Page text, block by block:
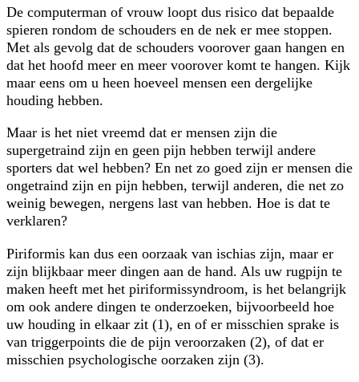
De computerman of vrouw loopt dus risico dat bepaalde
spieren rondom de schouders en de nek er mee stoppen.
Met als gevolg dat de schouders voorover gaan hangen en
dat het hoofd meer en meer voorover komt te hangen. Kijk
maar eens om u heen hoeveel mensen een dergelijke
houding hebben.
Maar is het niet vreemd dat er mensen zijn die
supergetraind zijn en geen pijn hebben terwijl andere
sporters dat wel hebben? En net zo goed zijn er mensen die
ongetraind zijn en pijn hebben, terwijl anderen, die net zo
weinig bewegen, nergens last van hebben. Hoe is dat te
verklaren?
Piriformis kan dus een oorzaak van ischias zijn, maar er
zijn blijkbaar meer dingen aan de hand. Als uw rugpijn te
maken heeft met het piriformissyndroom, is het belangrijk
om ook andere dingen te onderzoeken, bijvoorbeeld hoe
uw houding in elkaar zit (1), en of er misschien sprake is
van triggerpoints die de pijn veroorzaken (2), of dat er
misschien psychologische oorzaken zijn (3).